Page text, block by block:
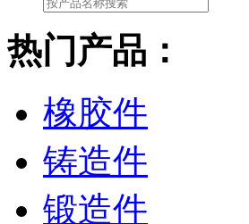
热门产品：
橡胶件
铸造件
锻造件